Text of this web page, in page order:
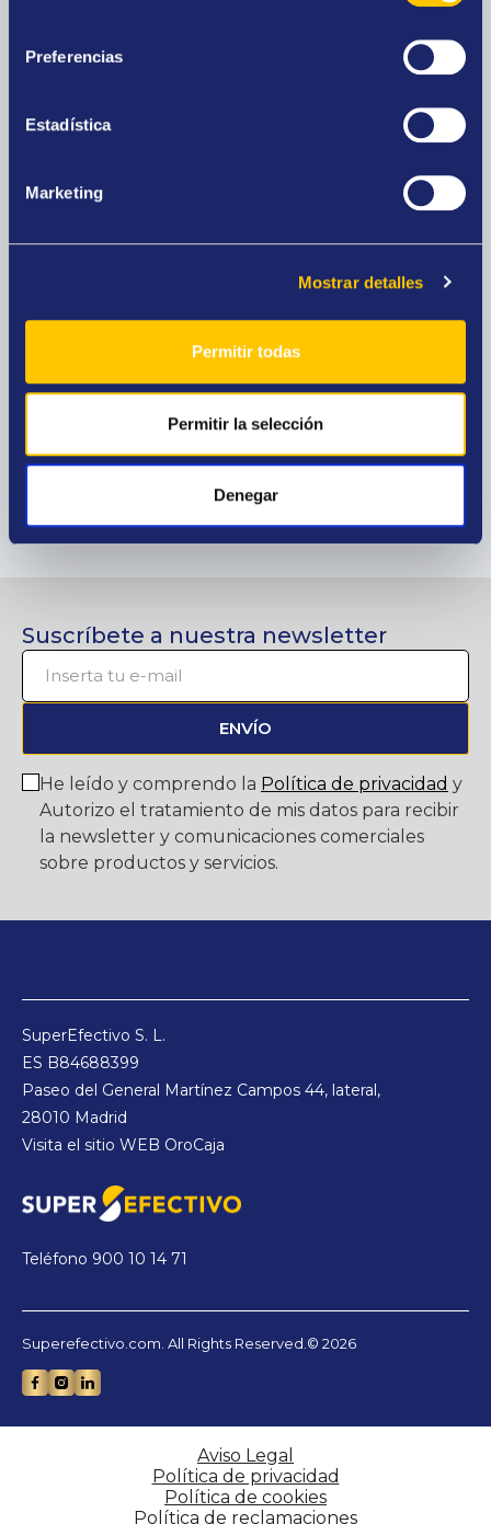
Preferencias
Estadística
Marketing
Mostrar detalles
Permitir todas
Permitir la selección
Denegar
Consigue dinero a cambio de tus joyas de oro y
elige el plazo en el que deseas recuperarlas.
Ocasiones únicas, precios especiales. Joyas
para inversión.
Suscríbete a nuestra newsletter
ENVÍO
He leído y comprendo la Política de privacidad y
Autorizo el tratamiento de mis datos para recibir
la newsletter y comunicaciones comerciales
sobre productos y servicios.
SuperEfectivo S. L.
ES B84688399
Paseo del General Martínez Campos 44, lateral,
28010 Madrid
Visita el sitio WEB OroCaja
Teléfono 900 10 14 71
Superefectivo.com. All Rights Reserved.© 2026
Aviso Legal
Política de privacidad
Política de cookies
Política de reclamaciones